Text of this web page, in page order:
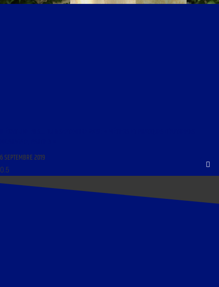
6 SEPTEMBRE 2019